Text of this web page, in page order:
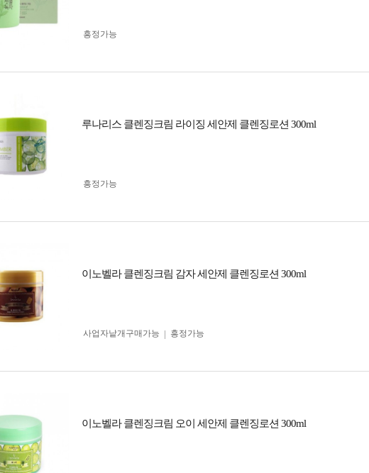
흥정가능
루나리스 클렌징크림 라이징 세안제 클렌징로션 300ml
흥정가능
이노벨라 클렌징크림 감자 세안제 클렌징로션 300ml
사업자 낱개구매가능 흥정가능
이노벨라 클렌징크림 오이 세안제 클렌징로션 300ml